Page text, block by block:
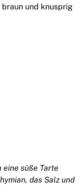
und knusprig
süße Tarte
das Salz und